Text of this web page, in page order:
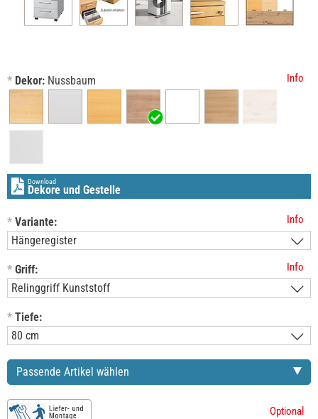
* Dekor: Nussbaum Info
Download
Dekore und Gestelle
* Variante: Info
* Griff: Info
* Tiefe:
Passende Artikel wählen
Optional